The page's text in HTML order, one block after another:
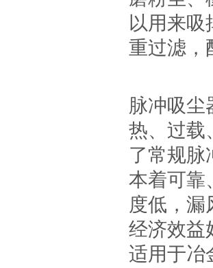
以用来
重过滤，
脉冲吸尘
热、过载
了常规脉
本着可靠
度低，漏
经济效益
适用于冶